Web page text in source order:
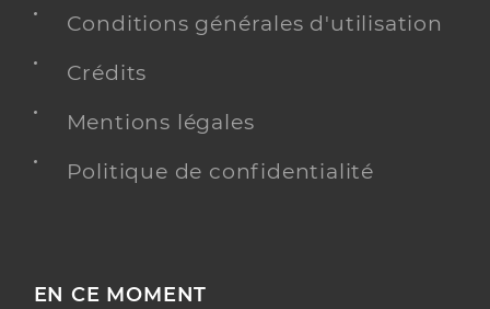
Conditions générales d'utilisation
Crédits
Mentions légales
Politique de confidentialité
EN CE MOMENT